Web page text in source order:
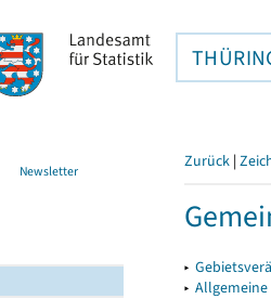
Newsletter Zurück |
▸
▸